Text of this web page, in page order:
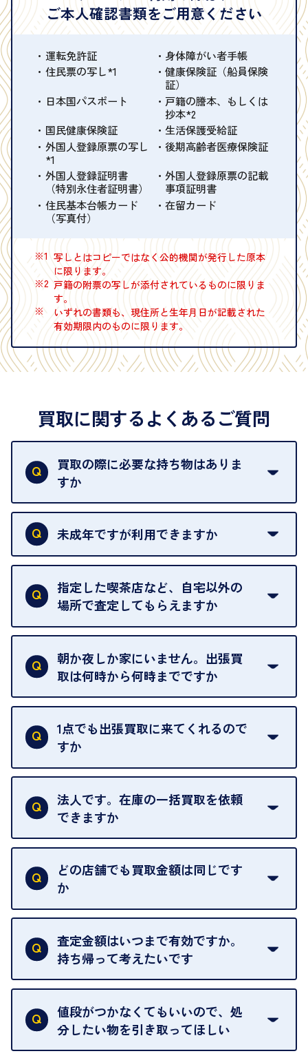
ご本人確認書類をご用意ください
運転免許証
身体障がい者手帳
住民票の写し*1
健康保険証（船員保険
証）
日本国パスポート
戸籍の謄本、もしくは
抄本*2
国民健康保険証
生活保護受給証
外国人登録原票の写し
*1
後期高齢者医療保険証
外国人登録証明書
（特別永住者証明書）
外国人登録原票の記載
事項証明書
住民基本台帳カード
（写真付）
在留カード
※1 写しとはコピーではなく公的機関が発行した原本
に限ります。
※2 戸籍の附票の写しが添付されているものに限りま
す。
※
いずれの書類も、現住所と生年月日が記載された
有効期限内のものに限ります。
買取に関するよくあるご質問
買取の際に必要な持ち物はありま
すか
本人確認書類をご用意ください。ご利用になれる書
類はこちらをご確認ください。
未成年ですが利用できますか
18歳未満の方は、保護者の同意があってもご利用い
ただけません。
指定した喫茶店など、自宅以外の
場所で査定してもらえますか
ご自宅以外での査定はお引き受けできません。ご指
定のお店や、ほかのお客様への迷惑となることが考
えられるためです。
朝か夜しか家にいません。出張買
取は何時から何時までですか
ご訪問可能時間は、10時から19時です。
ただし、お品物の種類や量によっては対応させてい
ただくことがあります。
1点でも出張買取に来てくれるので
すか
はい。1点でもお伺いします。
法人です。在庫の一括買取を依頼
できますか
はい。喜んで承ります。出張買取をご利用くださ
い。
ご指定の場所にお伺いします。
どの店舗でも買取金額は同じです
か
はい。全店舗一律です。
ただし、中古市場は日々変動するため、査定した日
によって査定額が変わることはございます。
査定金額はいつまで有効ですか。
持ち帰って考えたいです
査定額は当日限り有効です。
中古市場が日々変動するため、翌日には査定額が変
わることがございます。
値段がつかなくてもいいので、処
分したい物を引き取ってほしい